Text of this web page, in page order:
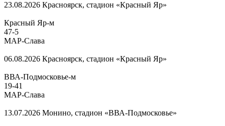
23.08.2026 Красноярск, стадион «Красный Яр»
Красный Яр-м
47-5
МАР-Слава
06.08.2026 Красноярск, стадион «Красный Яр»
ВВА-Подмосковье-м
19-41
МАР-Слава
13.07.2026 Монино, стадион «ВВА-Подмосковье»